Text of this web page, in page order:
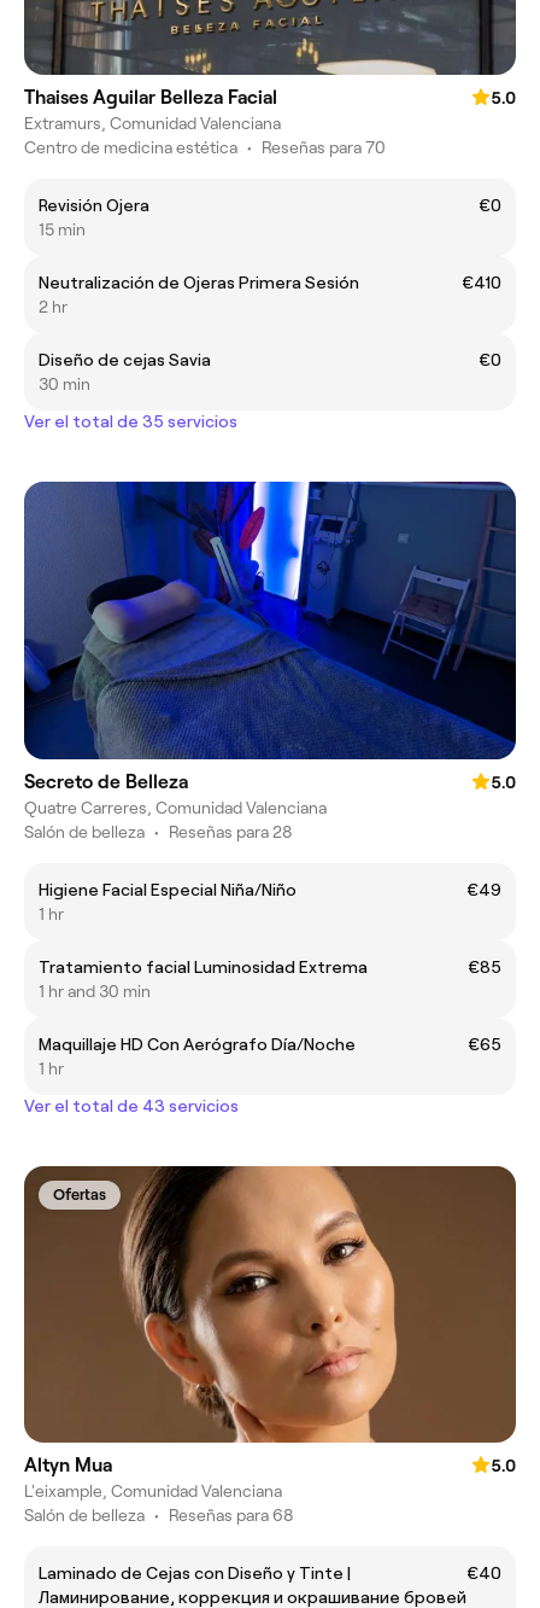
Thaises Aguilar Belleza Facial
5.0
Extramurs, Comunidad Valenciana
Centro de medicina estética • Reseñas para 70
Revisión Ojera
€0
15 min
Neutralización de Ojeras Primera Sesión
€410
2 hr
Diseño de cejas Savia
€0
30 min
Ver el total de 35 servicios
Secreto de Belleza
5.0
Quatre Carreres, Comunidad Valenciana
Salón de belleza • Reseñas para 28
Higiene Facial Especial Niña/Niño
€49
1 hr
Tratamiento facial Luminosidad Extrema
€85
1 hr and 30 min
Maquillaje HD Con Aerógrafo Día/Noche
€65
1 hr
Ver el total de 43 servicios
Ofertas
Altyn Mua
5.0
L'eixample, Comunidad Valenciana
Salón de belleza • Reseñas para 68
Laminado de Cejas con Diseño y Tinte |
Ламинирование, коррекция и окрашивание бровей
€40